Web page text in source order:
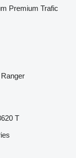
Premium Trafic
Ranger
T